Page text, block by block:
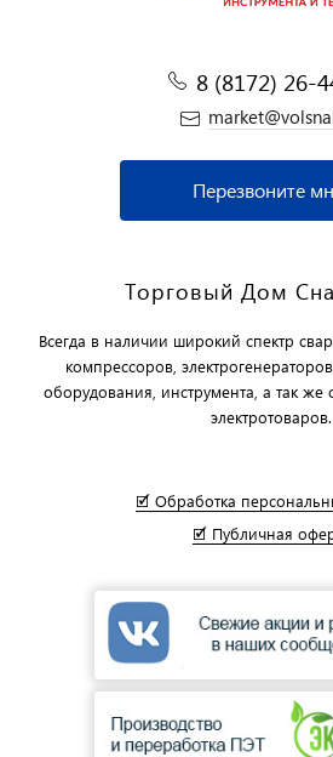
8 (8172) 26-
Перезвоните
Торговый Дом
Всегда в наличии широкий спектр
компрессоров,
оборудования, инструмента, а так же
электротоваров.
🗹 Обработка
🗹 Публичная